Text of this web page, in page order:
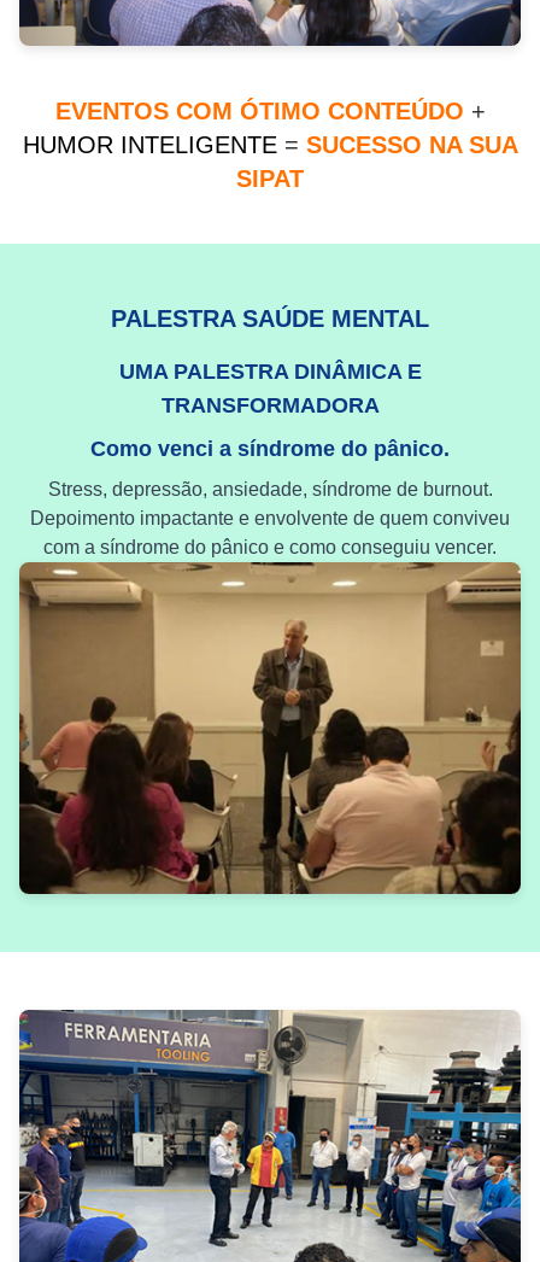
EVENTOS COM ÓTIMO CONTEÚDO +
HUMOR INTELIGENTE = SUCESSO NA SUA
SIPAT
PALESTRA SAÚDE MENTAL
UMA PALESTRA DINÂMICA E
TRANSFORMADORA
Como venci a síndrome do pânico.
Stress, depressão, ansiedade, síndrome de burnout.
Depoimento impactante e envolvente de quem conviveu
com a síndrome do pânico e como conseguiu vencer.